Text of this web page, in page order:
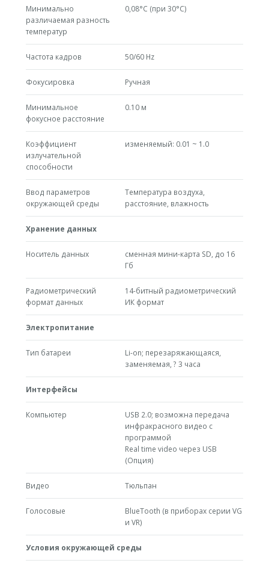
Минимально
различаемая разность
температур
0,08°C (при 30°C)
Частота кадров 50/60 Hz
Фокусировка Ручная
Минимальное
фокусное расстояние
0.10 м
Коэффициент
излучательной
способности
изменяемый: 0.01 ~ 1.0
Ввод параметров
окружающей среды
Температура воздуха,
расстояние, влажность
Хранение данных
Носитель данных
сменная мини-карта SD, до 16
Гб
Радиометрический
формат данных
14-битный радиометрический
ИК формат
Электропитание
Тип батареи
Li-on; перезаряжающаяся,
заменяемая, ? 3 часа
Интерфейсы
Компьютер
USB 2.0; возможна передача
инфракрасного видео с
программой
Real time video через USB
(Опция)
Видео Тюльпан
Голосовые
BlueTooth (в приборах серии VG
и VR)
Условия окружающей среды